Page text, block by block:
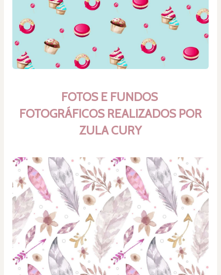
FOTOS E FUNDOS
FOTOGRÁFICOS REALIZADOS POR
ZULA CURY